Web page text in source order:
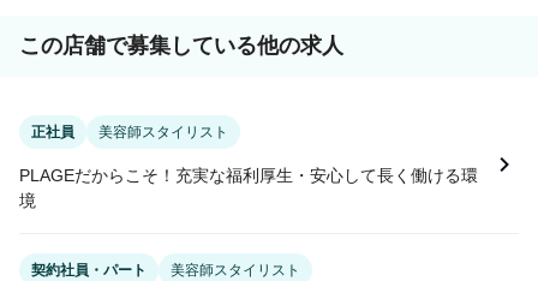
この店舗で募集している他の求人
正社員 美容師スタイリスト
PLAGEだからこそ！充実な福利厚生・安心して長く働ける環
境
契約社員・パート 美容師スタイリスト